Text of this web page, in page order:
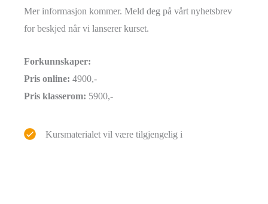
Mer informasjon kommer. Meld deg på vårt nyhetsbrev
for beskjed når vi lanserer kurset.
Forkunnskaper:
Pris online: 4900,-
Pris klasserom: 5900,-
Kursmaterialet vil være tilgjengelig i